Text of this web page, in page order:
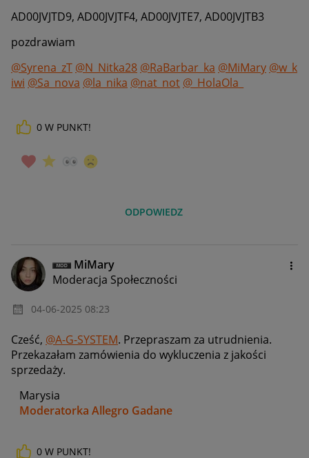
AD00JVJTD9, AD00JVJTF4, AD00JVJTE7, AD00JVJTB3
pozdrawiam
@Syrena_zT @N_Nitka28 @RaBarbar_ka @MiMary @w_k
iwi @Sa_nova @la_nika @nat_not @_HolaOla_
0 W PUNKT!
ODPOWIEDZ
MiMary
Moderacja Społeczności
‎04-06-2025 08:23
Cześć, @A-G-SYSTEM. Przepraszam za utrudnienia.
Przekazałam zamówienia do wykluczenia z jakości
sprzedaży.
Marysia
Moderatorka Allegro Gadane
0 W PUNKT!